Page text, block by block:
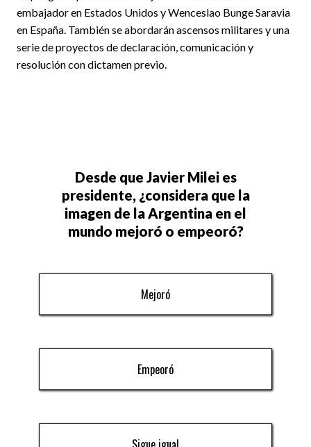
embajador en Estados Unidos y Wenceslao Bunge Saravia
en España. También se abordarán ascensos militares y una
serie de proyectos de declaración, comunicación y
resolución con dictamen previo.
Desde que Javier Milei es
presidente, ¿considera que la
imagen de la Argentina en el
mundo mejoró o empeoró?
Mejoró
Empeoró